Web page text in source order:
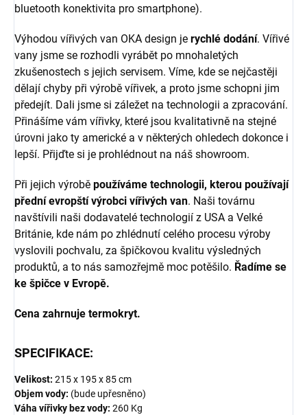
bluetooth konektivita pro smartphone).
Výhodou vířivých van OKA design je rychlé dodání. Vířivé
vany jsme se rozhodli vyrábět po mnohaletých
zkušenostech s jejich servisem. Víme, kde se nejčastěji
dělají chyby při výrobě vířivek, a proto jsme schopni jim
předejít. Dali jsme si záležet na technologii a zpracování.
Přinášíme vám vířivky, které jsou kvalitativně na stejné
úrovni jako ty americké a v některých ohledech dokonce i
lepší. Přijďte si je prohlédnout na náš showroom.
Při jejich výrobě používáme technologii, kterou používají
přední evropští výrobci vířivých van. Naši továrnu
navštívili naši dodavatelé technologií z USA a Velké
Británie, kde nám po zhlédnutí celého procesu výroby
vyslovili pochvalu, za špičkovou kvalitu výsledných
produktů, a to nás samozřejmě moc potěšilo. Řadíme se
ke špičce v Evropě.
Cena zahrnuje termokryt.
SPECIFIKACE:
Velikost: 21 5x 195 x 85cm
Objem vody: (bude upřesněno)
Váha vířivky bez vody: 260 Kg